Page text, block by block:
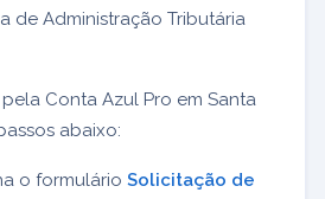
de Administração Tributária
pela Conta Azul Pro em Santa
abaixo:
o formulário Solicitação de